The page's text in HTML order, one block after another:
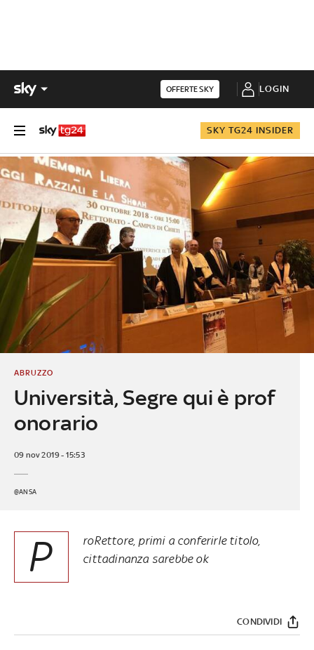
OFFERTE SKY LOGIN
SKY TG24 INSIDER
Università, Segre qui è prof
onorario
ABRUZZO
09 nov 2019 - 15:53
@ANSA
P
roRettore, primi a conferirle titolo,
cittadinanza sarebbe ok
CONDIVIDI